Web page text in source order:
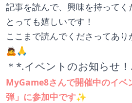
記事を読んで、興味を持ってく
とっても嬉しいです！
ここまで読んでくださってあ
🙇🙏
＊*.イベントのお知らせ！
MyGame8さんで開催中のイベ
弾」に参加中です✨